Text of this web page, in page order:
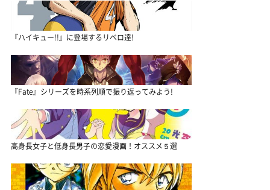
『ハイキュー!!』に登場するリベロ達!
『Fate』シリーズを時系列順で振り返ってみよう!
高身長女子と低身長男子の恋愛漫画！オススメ５選